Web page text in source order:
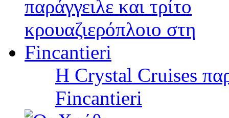
Η Crystal Cruises
Fincantieri